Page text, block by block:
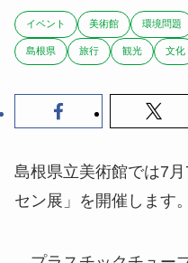
イベント 美術館 環境問題
島根県 旅行 観光 文化
島根県立美術館では7
セン展」を開催します。